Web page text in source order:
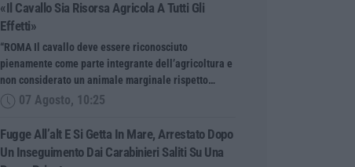
«Il Cavallo Sia Risorsa Agricola A Tutti Gli
Effetti»
“ROMA Il cavallo deve essere riconosciuto
pienamente come parte integrante dell’agricoltura e
non considerato un animale marginale rispetto…
07 Agosto, 10:25
Fugge All’alt E Si Getta In Mare, Arrestato Dopo
Un Inseguimento Dai Carabinieri Saliti Su Una